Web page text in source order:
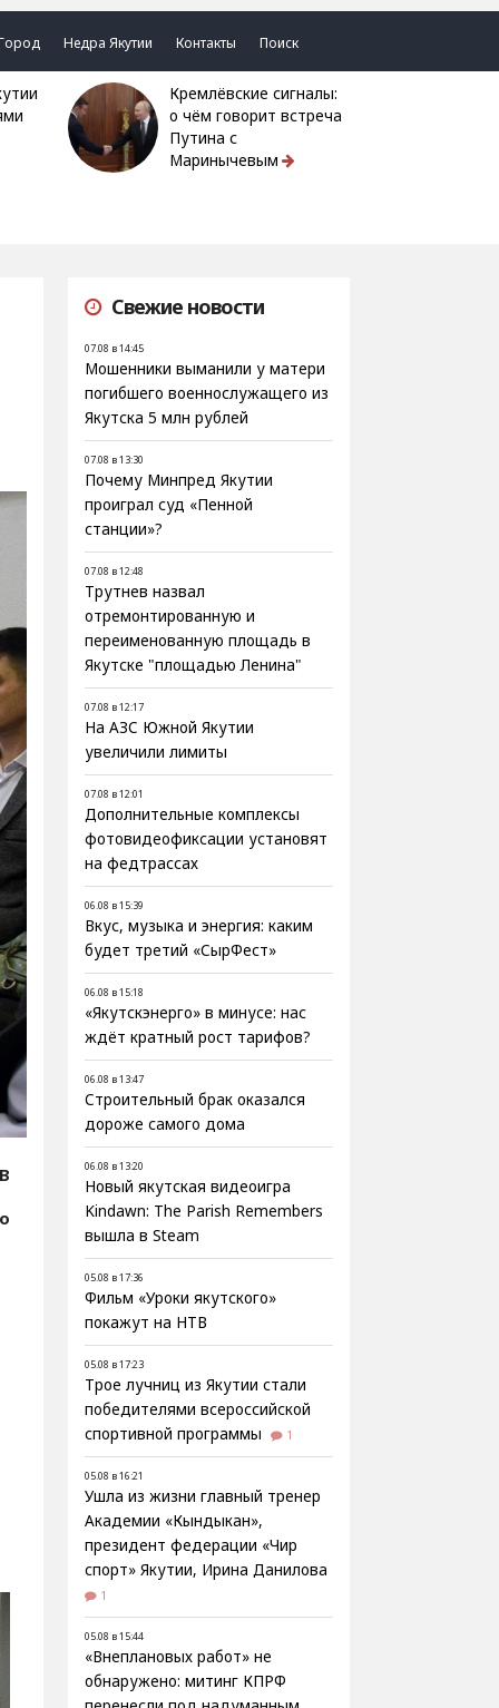
Недра Якутии Контакты Поиск
Кремлёвские сигналы:
о чём говорит встреча
Путина с
Маринычевым
Свежие новости
07.08 в 14:45
Мошенники выманили у матери
погибшего военнослужащего из
Якутска 5 млн рублей
07.08 в 13:30
Почему Минпред Якутии
проиграл суд «Пенной
станции»?
07.08 в 12:48
Трутнев назвал
отремонтированную и
переименованную площадь в
Якутске "площадью Ленина"
07.08 в 12:17
На АЗС Южной Якутии
увеличили лимиты
07.08 в 12:01
Дополнительные комплексы
фотовидеофиксации установят
на федтрассах
06.08 в 15:39
Вкус, музыка и энергия: каким
будет третий «СырФест»
06.08 в 15:18
«Якутскэнерго» в минусе: нас
ждёт кратный рост тарифов?
06.08 в 13:47
Строительный брак оказался
дороже самого дома
06.08 в 13:20
Новый якутская видеоигра
Kindawn: The Parish Remembers
вышла в Steam
05.08 в 17:36
Фильм «Уроки якутского»
покажут на НТВ
05.08 в 17:23
Трое лучниц из Якутии стали
победителями всероссийской
спортивной программы
1
05.08 в 16:21
Ушла из жизни главный тренер
Академии «Кындыкан»,
президент федерации «Чир
спорт» Якутии, Ирина Данилова
1
05.08 в 15:44
«Внеплановых работ» не
обнаружено: митинг КПРФ